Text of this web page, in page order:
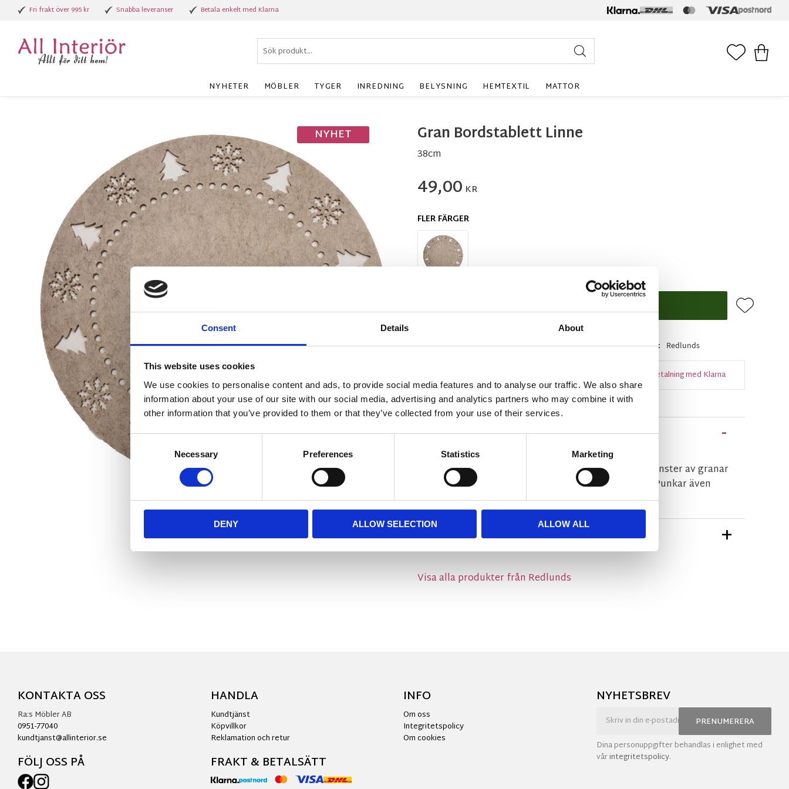
Consent Details About
This website uses cookies
We use cookies to personalise content and ads, to provide social media features and to analyse our traffic. We also share
information about your use of our site with our social media, advertising and analytics partners who may combine it with
other information that you’ve provided to them or that they’ve collected from your use of their services.
Consent
Necessary Preferences Statistics Marketing
DENY ALLOW SELECTION ALLOW ALL
Fri frakt över 995 kr Snabba leveranser Betala enkelt med Klarna
NYHETER MÖBLER TYGER INREDNING BELYSNING HEMTEXTIL MATTOR
Gran Bordstablett Linne
38cm
NYHET
49,00 KR
FLER FÄRGER
st KÖP Lägg till i
Lagerstatus 1 st i lager Artikelnr 26642 Tillverkare Redlunds
Enkel betalning med Klarna
BESKRIVNING
Stilren rund filttablett i en snygg linnefärg med mönster av granar
och snöflingor, passar för vinterns alla dukningar. Punkar även
utmärkt som julduk på ett mindre bord.
MÅTT OCH SPECIFIKATIONER
Visa alla produkter från Redlunds
KONTAKTA OSS
Ra:s Möbler AB
0951-77040
kundtjanst@allinterior.se
FÖLJ OSS PÅ
HANDLA
Kundtjänst
Köpvillkor
Reklamation och retur
FRAKT & BETALSÄTT
INFO
Om oss
Integritetspolicy
Om cookies
NYHETSBREV
PRENUMERERA
Dina personuppgifter behandlas i enlighet med
vårintegritetspolicy.